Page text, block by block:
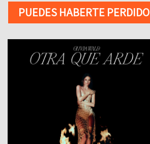
PUEDES HABERTE PERDIDO